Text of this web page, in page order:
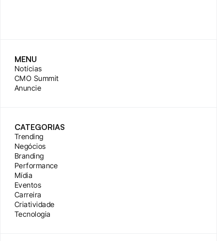
MENU
Notícias
CMO Summit
Anuncie
CATEGORIAS
Trending
Negócios
Branding
Performance
Mídia
Eventos
Carreira
Criatividade
Tecnologia